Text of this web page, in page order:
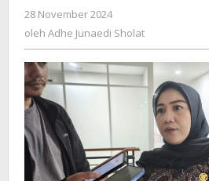
28 November 2024
Adhe
oleh Adhe Junaedi Sholat